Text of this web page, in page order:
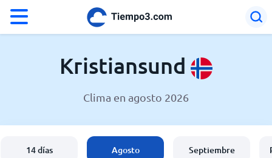
El clima en Kristiansund
Kristiansund
Clima en agosto 2026
14 días Agosto Septiembre